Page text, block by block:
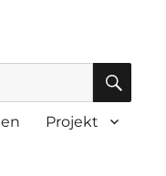
SÖK
Projekt